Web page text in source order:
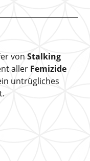
von Stalking
aller Femizide
untrügliches